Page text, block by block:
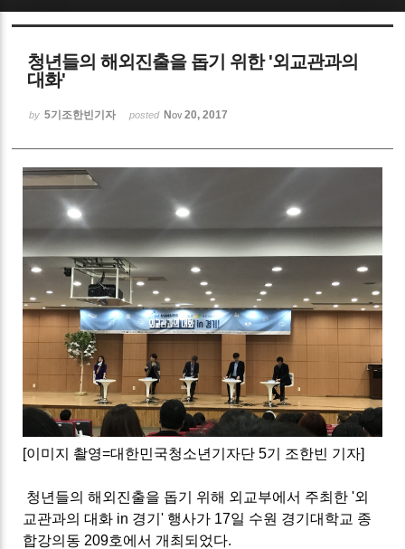
청년들의 해외진출을 돕기 위한 '외교관과의
대화'
by 5기조한빈기자 posted Nov 20, 2017
[이미지 촬영=대한민국청소년기자단 5기 조한빈 기자]
청년들의 해외진출을 돕기 위해 외교부에서 주최한 '외
교관과의 대화 in 경기' 행사가 17일 수원 경기대학교 종
합강의동 209호에서 개최되었다.
Sketchbook5, 스케치북5
Sketchbook5, 스케치북5